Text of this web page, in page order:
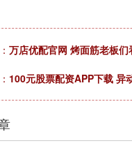
万店优配官网 烤面筋老板
100元股票配资APP下载 异